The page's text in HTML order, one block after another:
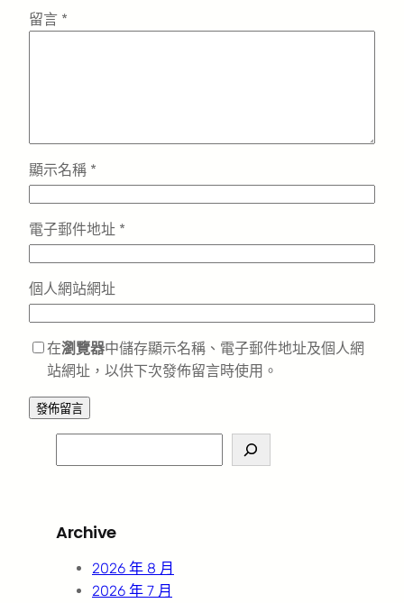
留言 *
顯示名稱 *
電子郵件地址 *
個人網站網址
在瀏覽器中儲存顯示名稱、電子郵件地址及個人網
站網址，以供下次發佈留言時使用。
e
c
Archive
2026 年 8 月
2026 年 7 月